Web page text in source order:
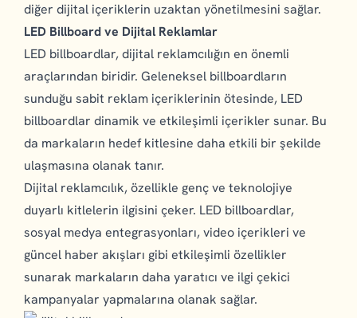
diğer dijital içeriklerin uzaktan yönetilmesini sağlar.
LED Billboard ve Dijital Reklamlar
LED billboardlar, dijital reklamcılığın en önemli
araçlarından biridir. Geleneksel billboardların
sunduğu sabit reklam içeriklerinin ötesinde, LED
billboardlar dinamik ve etkileşimli içerikler sunar. Bu
da markaların hedef kitlesine daha etkili bir şekilde
ulaşmasına olanak tanır.
Dijital reklamcılık, özellikle genç ve teknolojiye
duyarlı kitlelerin ilgisini çeker. LED billboardlar,
sosyal medya entegrasyonları, video içerikleri ve
güncel haber akışları gibi etkileşimli özellikler
sunarak markaların daha yaratıcı ve ilgi çekici
kampanyalar yapmalarına olanak sağlar.